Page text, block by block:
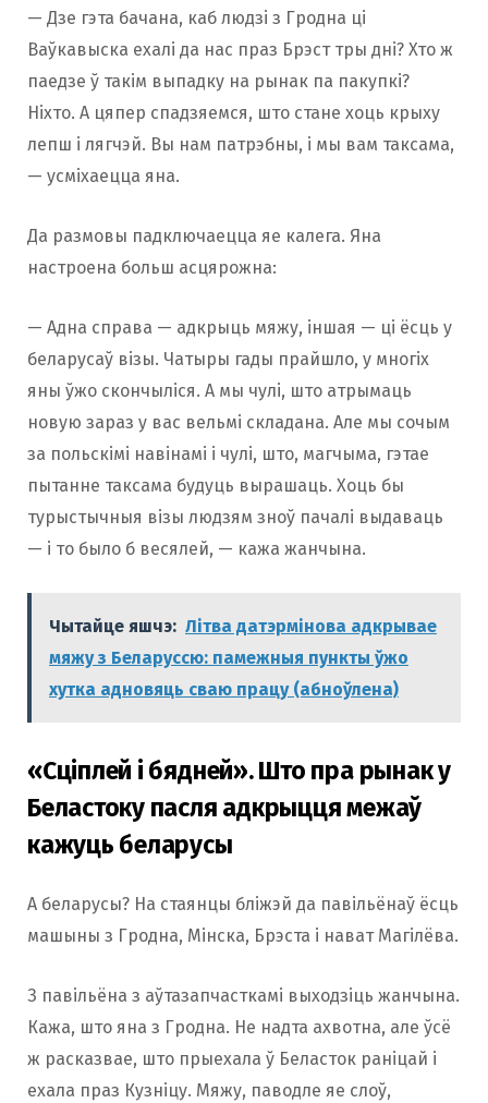
— Дзе гэта бачана, каб людзі з Гродна ці
Ваўкавыска ехалі да нас праз Брэст тры дні? Хто ж
паедзе ў такім выпадку на рынак па пакупкі?
Ніхто. А цяпер спадзяемся, што стане хоць крыху
лепш і лягчэй. Вы нам патрэбны, і мы вам таксама,
— усміхаецца яна.
Да размовы падключаецца яе калега. Яна
настроена больш асцярожна:
— Адна справа — адкрыць мяжу, іншая — ці ёсць у
беларусаў візы. Чатыры гады прайшло, у многіх
яны ўжо скончыліся. А мы чулі, што атрымаць
новую зараз у вас вельмі складана. Але мы сочым
за польскімі навінамі і чулі, што, магчыма, гэтае
пытанне таксама будуць вырашаць. Хоць бы
турыстычныя візы людзям зноў пачалі выдаваць
— і то было б весялей, — кажа жанчына.
Чытайце яшчэ: Літва датэрмінова адкрывае
мяжу з Беларуссю: памежныя пункты ўжо
хутка адновяць сваю працу (абноўлена)
«Сціплей і бядней». Што пра рынак у
Беластоку пасля адкрыцця межаў
кажуць беларусы
А беларусы? На стаянцы бліжэй да павільёнаў ёсць
машыны з Гродна, Мінска, Брэста і нават Магілёва.
З павільёна з аўтазапчасткамі выходзіць жанчына.
Кажа, што яна з Гродна. Не надта ахвотна, але ўсё
ж расказвае, што прыехала ў Беласток раніцай і
ехала праз Кузніцу. Мяжу, паводле яе слоў,